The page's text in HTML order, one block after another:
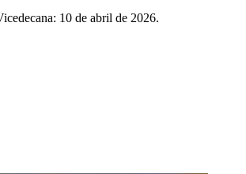
10 de abril de 2026.